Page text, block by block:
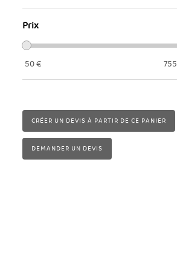
Zanotta 1
Prix
50€ 755
CRÉER UN DEVIS À PARTIR DE CE PANIER
DEMANDER UN DEVIS